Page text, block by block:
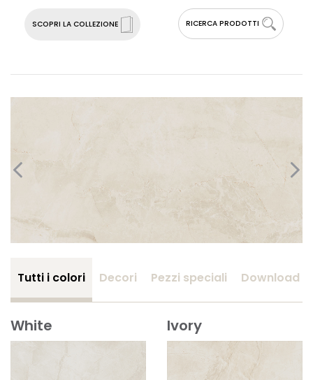
SCOPRI LA COLLEZIONE RICERCA PRODOTTI
Tutti i colori Decori Pezzi speciali Download
White Ivory